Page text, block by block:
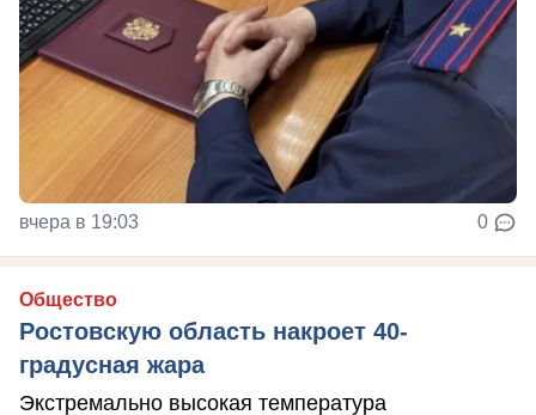
вчера в 19:03 0
Общество
Ростовскую область накроет 40-
градусная жара
Экстремально высокая температура